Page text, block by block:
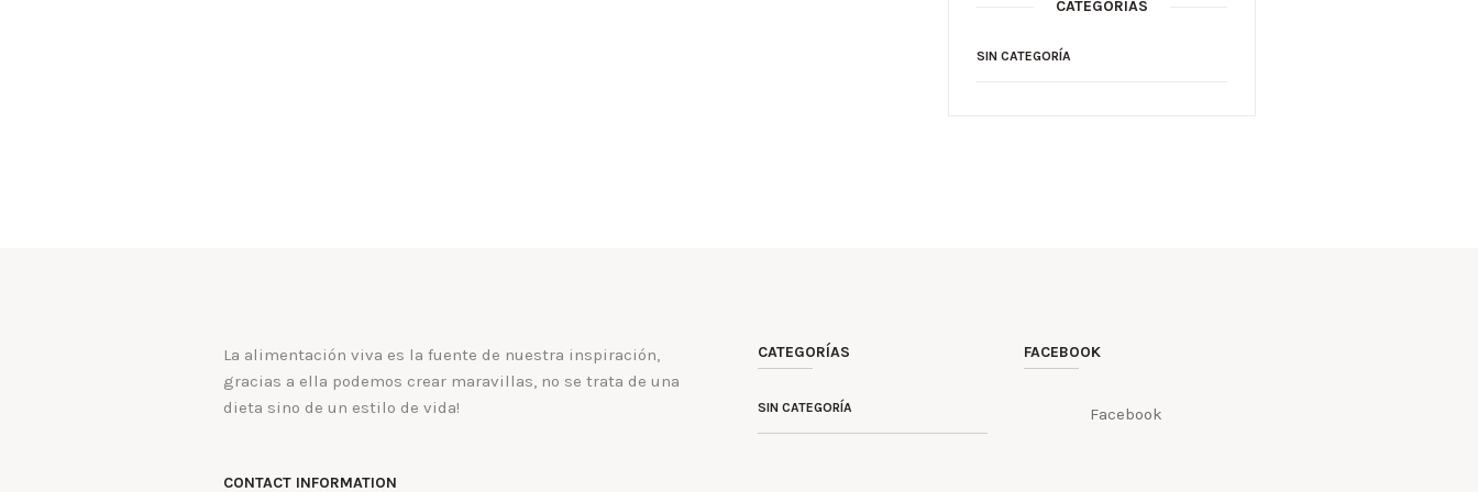
CATEGORÍAS
SIN CATEGORÍA
La alimentación viva es la fuente de nuestra inspiración,
gracias a ella podemos crear maravillas, no se trata de una
dieta sino de un estilo de vida!
CATEGORÍAS
SIN CATEGORÍA
FACEBOOK
Facebook
CONTACT INFORMATION